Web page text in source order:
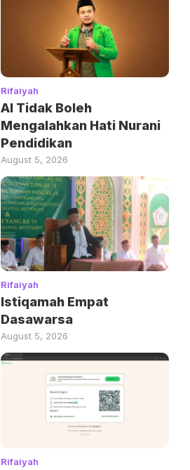
Rifaiyah
AI Tidak Boleh
Mengalahkan Hati Nurani
Pendidikan
August 5, 2026
Rifaiyah
Istiqamah Empat
Dasawarsa
August 5, 2026
Rifaiyah